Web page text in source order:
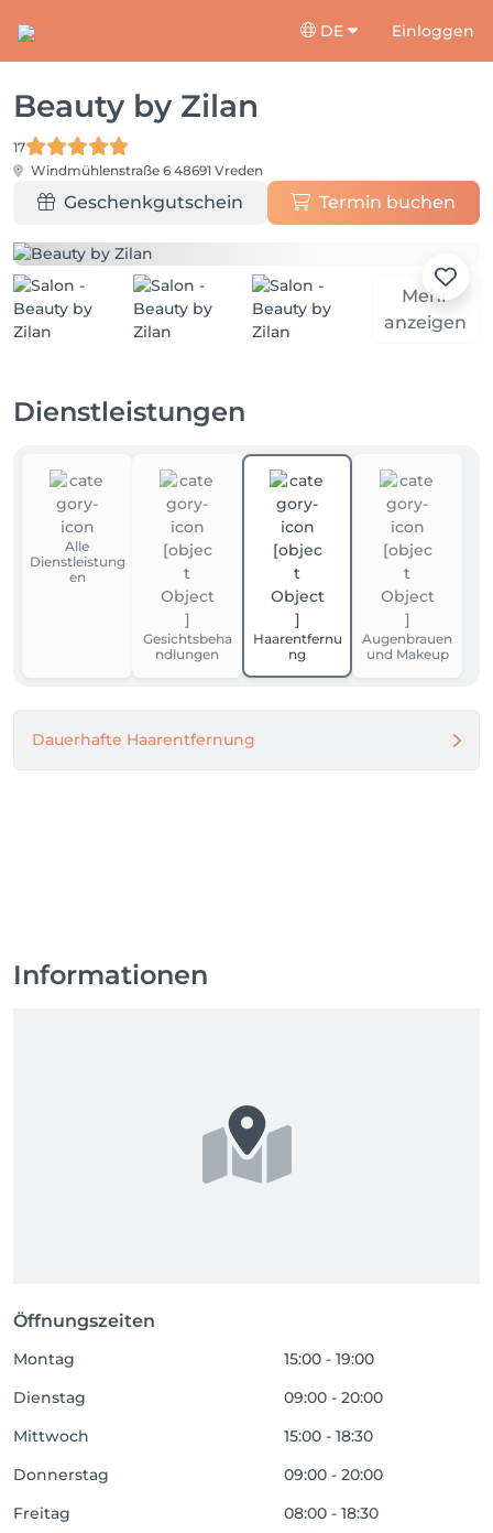
DE Einloggen
Beauty by Zilan
17
Windmühlenstraße 6 48691 Vreden
Geschenkgutschein Termin buchen
Mehr
anzeigen
Dienstleistungen
Alle
Dienstleistung
en
Gesichtsbeha
ndlungen
Haarentfernu
ng
Augenbrauen
und Makeup
Dauerhafte Haarentfernung
Informationen
Öffnungszeiten
Montag
15:00 - 19:00
Dienstag
09:00 - 20:00
Mittwoch
15:00 - 18:30
Donnerstag
09:00 - 20:00
Freitag
08:00 - 18:30